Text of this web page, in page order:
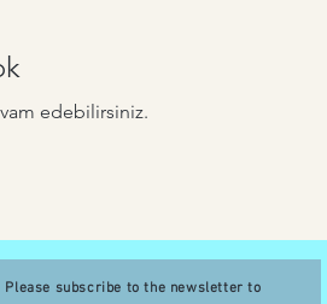
edebilirsiniz.
Please subscribe to the newsletter to